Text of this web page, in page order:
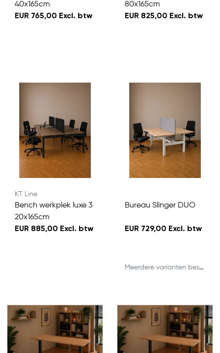
40x165cm
EUR 765,00 Excl. btw
80x165cm
EUR 825,00 Excl. btw
KT Line
Bench werkplek luxe 3
20x165cm
EUR 885,00 Excl. btw
Bureau Slinger DUO
EUR 729,00 Excl. btw
Meerdere varianten beschikbaar